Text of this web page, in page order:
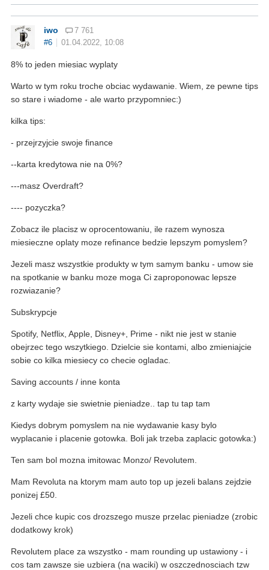
iwo
7 761
#6
01.04.2022, 10:08
8% to jeden miesiac wyplaty
Warto w tym roku troche obciac wydawanie. Wiem, ze pewne tips
so stare i wiadome - ale warto przypomniec:)
kilka tips:
- przejrzyjcie swoje finance
--karta kredytowa nie na 0%?
---masz Overdraft?
---- pozyczka?
Zobacz ile placisz w oprocentowaniu, ile razem wynosza
miesieczne oplaty moze refinance bedzie lepszym pomyslem?
Jezeli masz wszystkie produkty w tym samym banku - umow sie
na spotkanie w banku moze moga Ci zaproponowac lepsze
rozwiazanie?
Subskrypcje
Spotify, Netflix, Apple, Disney+, Prime - nikt nie jest w stanie
obejrzec tego wszytkiego. Dzielcie sie kontami, albo zmieniajcie
sobie co kilka miesiecy co checie ogladac.
Saving accounts / inne konta
z karty wydaje sie swietnie pieniadze.. tap tu tap tam
Kiedys dobrym pomyslem na nie wydawanie kasy bylo
wyplacanie i placenie gotowka. Boli jak trzeba zaplacic gotowka:)
Ten sam bol mozna imitowac Monzo/ Revolutem.
Mam Revoluta na ktorym mam auto top up jezeli balans zejdzie
ponizej £50.
Jezeli chce kupic cos drozszego musze przelac pieniadze (zrobic
dodatkowy krok)
Revolutem place za wszystko - mam rounding up ustawiony - i
cos tam zawsze sie uzbiera (na waciki) w oszczednosciach tzw